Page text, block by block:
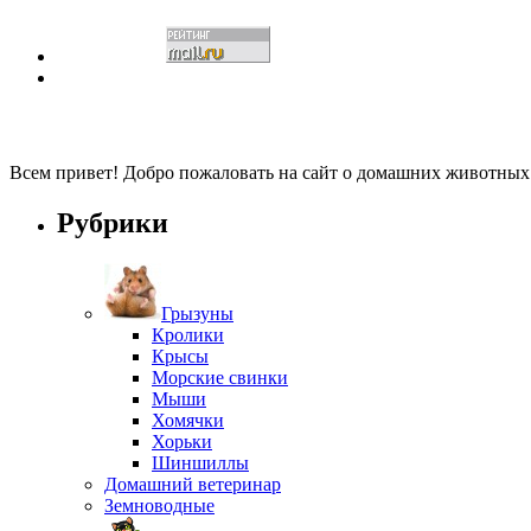
Всем привет! Добро пожаловать на сайт о домашних
Рубрики
Грызуны
Кролики
Крысы
Морские свинки
Мыши
Хомячки
Хорьки
Шиншиллы
Домашний ветеринар
Земноводные